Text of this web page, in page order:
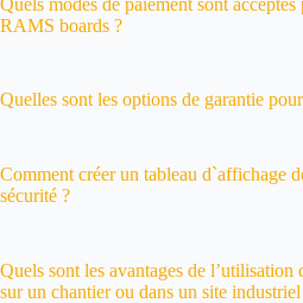
RAMS boards ?
Quelles sont les options de garantie
Comment créer un tableau d`affichage
sécurité ?
Quels sont les avantages de
sur un chantier ou dans un site industriel